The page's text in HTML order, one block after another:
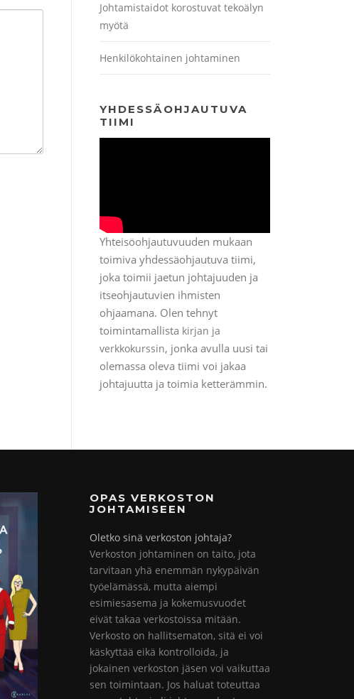
Johtamistaidot korostuvat tekoälyn
myötä
Henkilökohtainen johtaminen
YHDESSÄOHJAUTUVA
TIIMI
Yhteisöohjautuvuuden mukaan
toimiva yhdessäohjautuva tiimi,
joka toimii jaetun johtajuuden ja
itseohjautuvien ihmisten
ohjaamana. Olen tehnyt
toimintamallista kirjan ja
verkkokurssin, jonka avulla uusi tai
olemassa oleva tiimi voi jakaa
johtajuutta ja toimia ketterämmin.
OPAS VERKOSTON
JOHTAMISEEN
Oletko sinä verkoston johtaja?
Verkoston johtaminen on taito, jota
tarvitaan yhä enemmän nykypäivän
työelämässä, mutta aiempi
esimiesasema ja kokemusvuodet
eivät takaa verkostoissa mitään.
Verkosto on hallitsematon, sitä ei voi
käskyttää eikä kontrolloida, ja
jokainen verkoston jäsen voi vaikuttaa
sen toimintaan. Jos haluat toteuttaa